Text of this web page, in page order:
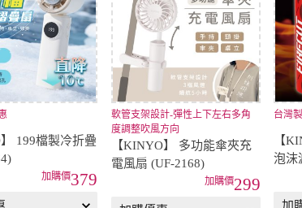
】 199檔製冷折疊
379
軟管支架設計-彈性上下左右多角
度調整吹風方向
【KINYO】 多功能傘夾充
電風扇 (UF-2168)
299
台灣
【
泡沫